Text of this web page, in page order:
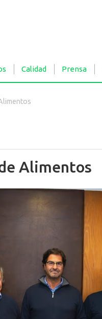
Calidad Prensa
Alimentos